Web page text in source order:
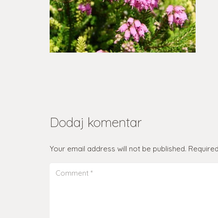
Dodaj komentar
Your email address will not be published.